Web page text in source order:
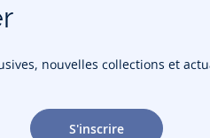
nouvelles collections et
S'inscrire